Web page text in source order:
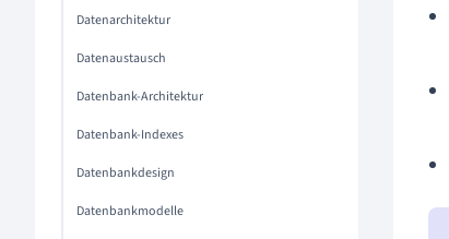
Datenarchitektur
Datenaustausch
Datenbank-Architektur
Datenbank-Indexes
Datenbankdesign
Datenbankmodelle